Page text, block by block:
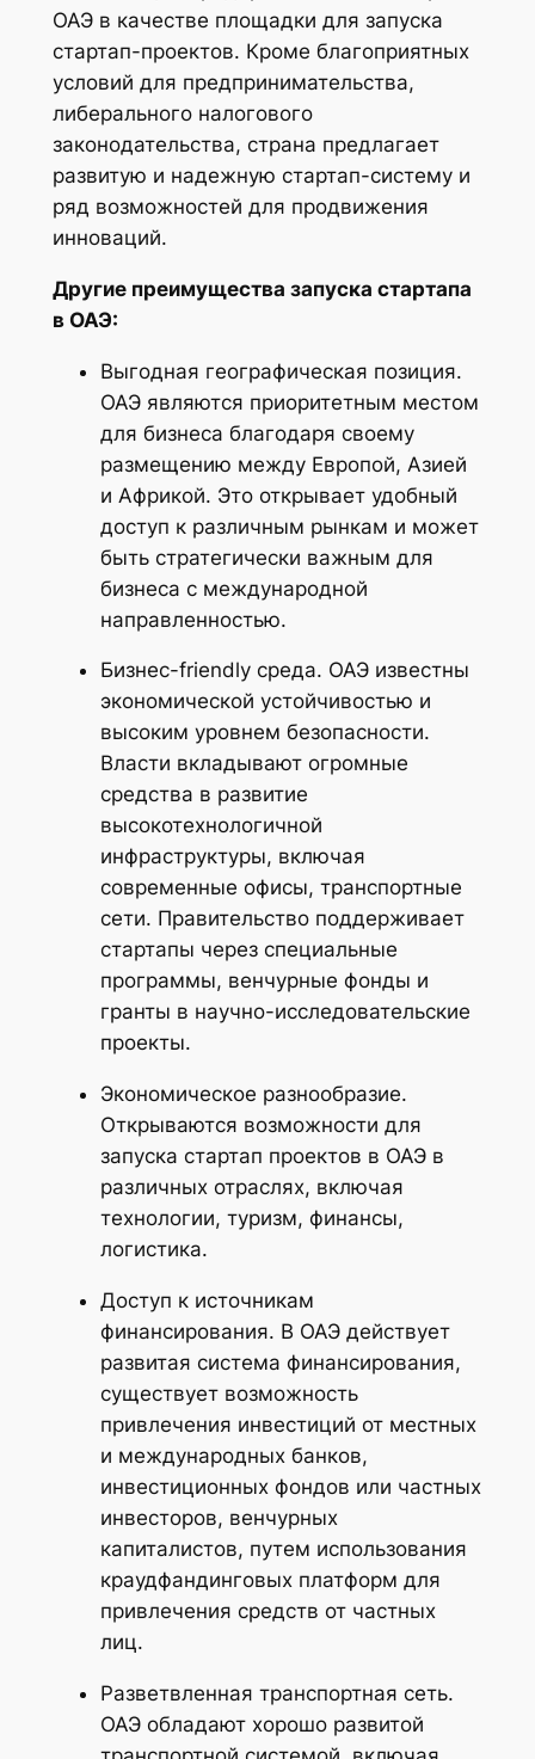
ОАЭ в качестве площадки для запуска
стартап-проектов. Кроме благоприятных
условий для предпринимательства,
либерального налогового
законодательства, страна предлагает
развитую и надежную стартап-систему и
ряд возможностей для продвижения
инноваций.
Другие преимущества запуска стартапа
в ОАЭ:
Выгодная географическая позиция.
ОАЭ являются приоритетным местом
для бизнеса благодаря своему
размещению между Европой, Азией
и Африкой. Это открывает удобный
доступ к различным рынкам и может
быть стратегически важным для
бизнеса с международной
направленностью.
Бизнес-friendly среда. ОАЭ известны
экономической устойчивостью и
высоким уровнем безопасности.
Власти вкладывают огромные
средства в развитие
высокотехнологичной
инфраструктуры, включая
современные офисы, транспортные
сети. Правительство поддерживает
стартапы через специальные
программы, венчурные фонды и
гранты в научно-исследовательские
проекты.
Экономическое разнообразие.
Открываются возможности для
запуска стартап проектов в ОАЭ в
различных отраслях, включая
технологии, туризм, финансы,
логистика.
Доступ к источникам
финансирования. В ОАЭ действует
развитая система финансирования,
существует возможность
привлечения инвестиций от местных
и международных банков,
инвестиционных фондов или частных
инвесторов, венчурных
капиталистов, путем использования
краудфандинговых платформ для
привлечения средств от частных
лиц.
Разветвленная транспортная сеть.
ОАЭ обладают хорошо развитой